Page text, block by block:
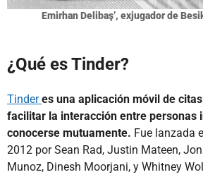
Emirhan Delibaş’, exjugador de
¿Qué es Tinder?
Tinderes una aplicación móvil de
facilitar la interacción entre personas
conocerse mutuamente. Fue lanzada
2012 por Sean Rad, Justin Mateen,
Munoz, Dinesh Moorjani, y Whitney